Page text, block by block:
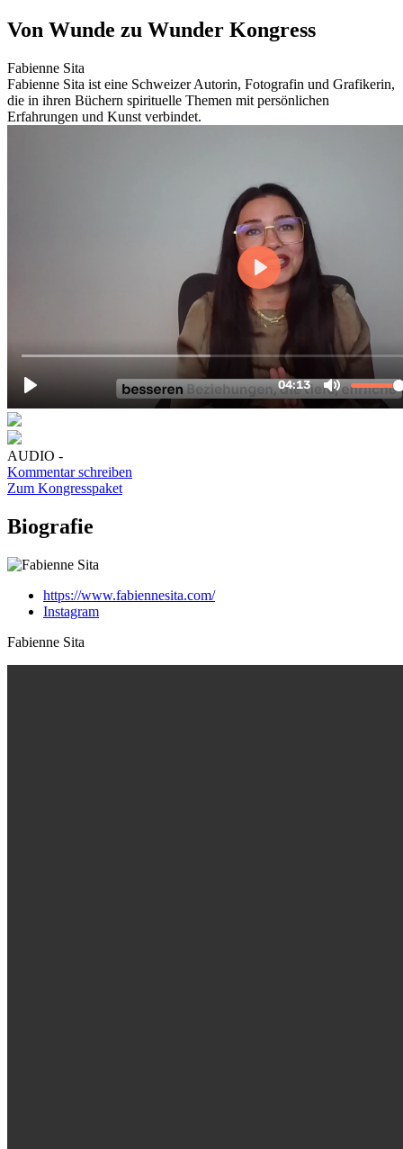
Zum
Inhalt
Von Wunde zu Wunder Kongress
Fabienne Sita
Fabienne Sita ist eine Schweizer Autorin, Fotografin und Grafikerin,
die in ihren Büchern spirituelle Themen mit persönlichen
Erfahrungen und Kunst verbindet.
AUDIO -
Kommentar schreiben
Zum Kongresspaket
Biografie
https://www.fabiennesita.com/
Instagram
Fabienne Sita